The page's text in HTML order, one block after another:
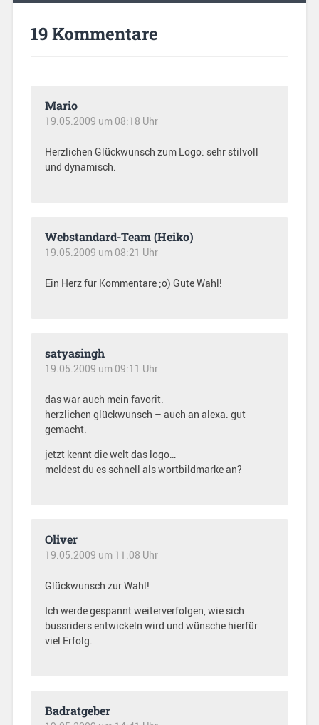
19 Kommentare
Mario
19.05.2009 um 08:18 Uhr
Herzlichen Glückwunsch zum Logo: sehr stilvoll
und dynamisch.
Webstandard-Team (Heiko)
19.05.2009 um 08:21 Uhr
Ein Herz für Kommentare ;o) Gute Wahl!
satyasingh
19.05.2009 um 09:11 Uhr
das war auch mein favorit.
herzlichen glückwunsch – auch an alexa. gut
gemacht.
jetzt kennt die welt das logo…
meldest du es schnell als wortbildmarke an?
Oliver
19.05.2009 um 11:08 Uhr
Glückwunsch zur Wahl!
Ich werde gespannt weiterverfolgen, wie sich
bussriders entwickeln wird und wünsche hierfür
viel Erfolg.
Badratgeber